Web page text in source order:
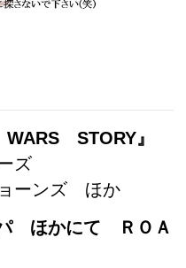
STORY』
ズ
ーンズ ほか
ほかにて ＲＯＡ